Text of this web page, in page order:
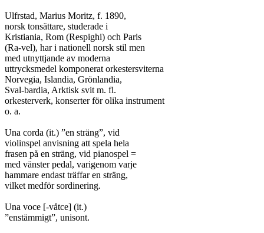
Ulfrstad, Marius Moritz, f. 1890,
norsk tonsättare, studerade i
Kristiania, Rom (Respighi) och Paris
(Ra-vel), har i nationell norsk stil men
med utnyttjande av moderna
uttrycksmedel komponerat orkestersviterna
Norvegia, Islandia, Grönlandia,
Sval-bardia, Arktisk svit m. fl.
orkesterverk, konserter för olika instrument
o. a.
Una corda (it.) ”en sträng”, vid
violinspel anvisning att spela hela
frasen på en sträng, vid pianospel =
med vänster pedal, varigenom varje
hammare endast träffar en sträng,
vilket medför sordinering.
Una voce [-våtce] (it.)
”enstämmigt”, unisont.